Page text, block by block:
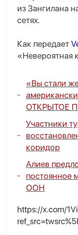
из Зангилана
сетях.
Как передает
«Невероятная
«Вы стали
ОТКРЫТОЕ
Участники
коридор
Алиев
постоянное
ООН
https://x.com/